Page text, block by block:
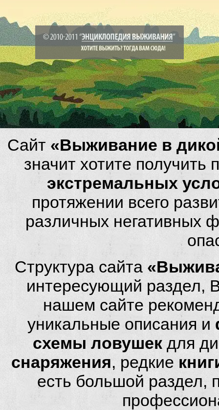
Сайт «Выживание в
значит хотите
экстремальных
протяжении всего
различных негативных
Структура сайта
интересующий раздел,
нашем сайте
уникальные описания и
схемы ловушек для
снаряжения, редкие
есть большой